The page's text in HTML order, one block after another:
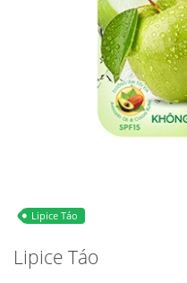
Lipice Táo
Lipice Táo